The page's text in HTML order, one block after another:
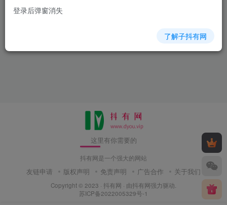
这里有你需要的
抖有网是一个强大的网站
友链申请 版权声明 免责声明 广告合作 关于我们
Copyright © 2023 · 抖有网 · 由抖有网强力驱动.
苏ICP备2022005329号-1
登录后弹窗消失
了解子抖有网